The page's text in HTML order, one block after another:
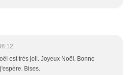
est très joli. Joyeux Noël. Bonne
Bises.